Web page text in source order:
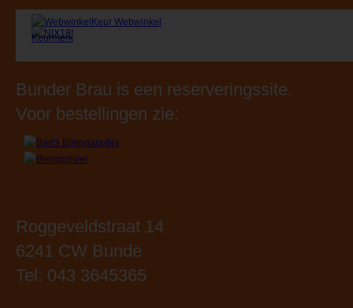
Voor bestellingen zie:
Roggeveldstraat 14
6241 CW Bunde
Openingstijden:
Maandag: 09.00 - 18.00 uur
Dinsdag: 09.00 - 18.00 uur